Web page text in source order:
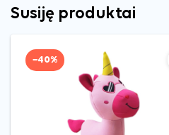
Susiję produktai
−40%